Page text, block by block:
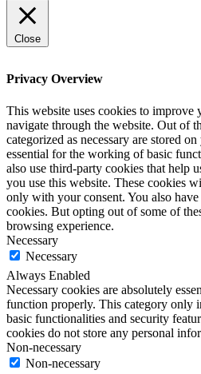
Close
Privacy Overview
This website uses cookies to improve
navigate through the website. Out of
categorized as necessary are stored
essential for the working of basic
also use third-party cookies that help
you use this website. These cookies
only with your consent. You also
cookies. But opting out of some of
browsing experience.
Necessary
Necessary
Always Enabled
Necessary cookies are absolutely
function properly. This category only
basic functionalities and security
cookies do not store any personal
Non-necessary
Non-necessary